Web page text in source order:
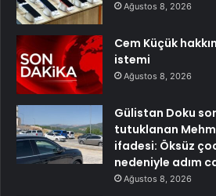
Ağustos 8, 2026
Cem Küçük
istemi
Ağustos 8, 2026
Gülistan Doku
tutuklanan
ifadesi: Öksüz
nedeniyle adım
Ağustos 8, 2026